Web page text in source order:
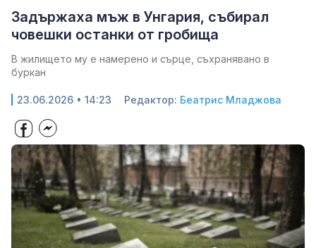
Задържаха мъж в Унгария, събирал
човешки останки от гробища
В жилището му е намерено и сърце, съхранявано в
буркан
23.06.2026 • 14:23 Редактор: Беатрис Младжова